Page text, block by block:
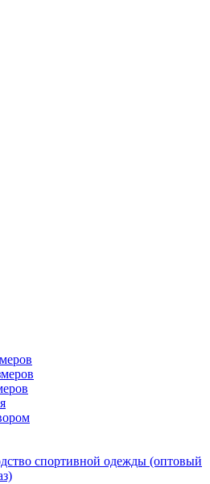
спортивной одежды (оптовый